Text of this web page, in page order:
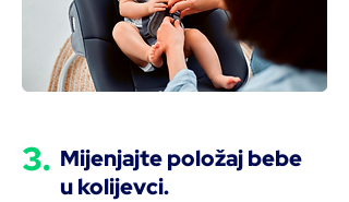
3. Mijenjajte položaj bebe
u kolijevci.